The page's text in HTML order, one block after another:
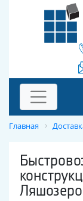
Главная